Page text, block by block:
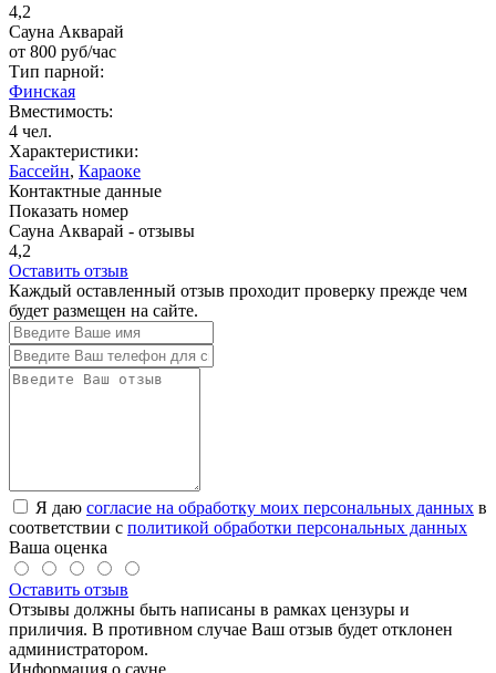
4,2
Сауна Акварай
от 800 руб/час
Тип парной:
Финская
Вместимость:
4 чел.
Характеристики:
Бассейн, Караоке
Контактные данные
Показать номер
Сауна Акварай - отзывы
4,2
Оставить отзыв
Каждый оставленный отзыв проходит проверку прежде чем
будет размещен на сайте.
Я даю согласие на обработку моих персональных данных в
соответствии с политикой обработки персональных данных
Ваша оценка
Оставить отзыв
Отзывы должны быть написаны в рамках цензуры и
приличия. В противном случае Ваш отзыв будет отклонен
администратором.
Информация о сауне